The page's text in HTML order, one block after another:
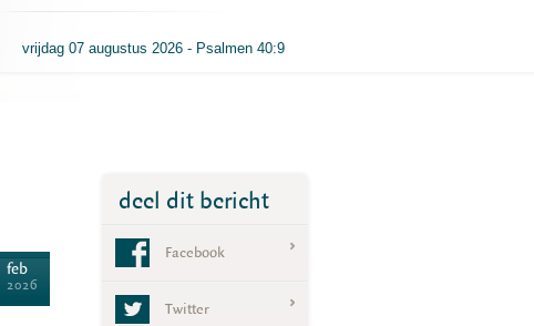
vrijdag 07 augustus 2026 - Psalmen 40:9
feb
2026
deel dit bericht
Facebook
Twitter